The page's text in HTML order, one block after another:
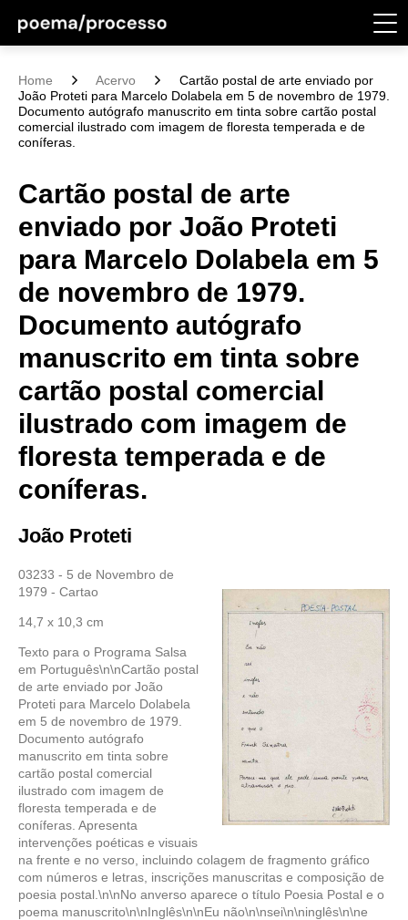
Home Acervo
Cartão postal de arte enviado por
João Proteti para Marcelo Dolabela em 5 de novembro de 1979.
Documento autógrafo manuscrito em tinta sobre cartão postal
comercial ilustrado com imagem de floresta temperada e de
coníferas.
Cartão postal de arte
enviado por João Proteti
para Marcelo Dolabela em 5
de novembro de 1979.
Documento autógrafo
manuscrito em tinta sobre
cartão postal comercial
ilustrado com imagem de
floresta temperada e de
coníferas.
João Proteti
03233 - 5 de Novembro de
1979 - Cartao
14,7 x 10,3 cm
Texto para o Programa Salsa
em Português\n\nCartão postal
de arte enviado por João
Proteti para Marcelo Dolabela
em 5 de novembro de 1979.
Documento autógrafo
manuscrito em tinta sobre
cartão postal comercial
ilustrado com imagem de
floresta temperada e de
coníferas. Apresenta
intervenções poéticas e visuais
na frente e no verso, incluindo colagem de fragmento gráfico
com números e letras, inscrições manuscritas e composição de
poesia postal.\n\nNo anverso aparece o título Poesia Postal e o
poema manuscrito\n\nInglês\n\nEu não\n\nsei\n\ninglês\n\ne